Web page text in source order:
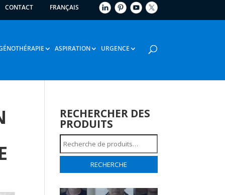
CONTACT FRANÇAIS
ASPIRATION URGENCE
RECHERCHER DES
PRODUITS
Recherche
pour :
RECHERCHE